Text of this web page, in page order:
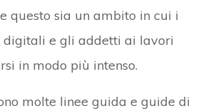
questo sia un ambito in cui i
e gli addetti ai lavori
in modo più intenso.
molte linee guida e guide di